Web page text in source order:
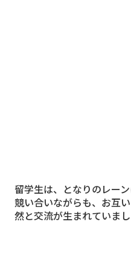
留学生は、となりのレー
競い合いながらも、お互
然と交流が生まれていまし